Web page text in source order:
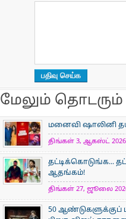
மேலும்
மனைவி ஷாலினி
திங்கள் 3, ஆகஸ்ட் 2026
தட்டிக்கொடுங்க...
ஆதங்கம்!
திங்கள் 27, ஜூலை 2026
50 ஆண்டுகளுக்குப்